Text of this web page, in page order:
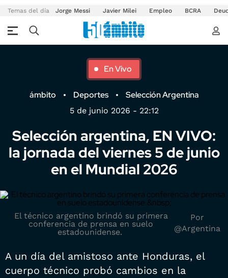
Temas del día Jorge Messi Javier Milei Empleo BCRA
En Vivo
ámbito Deportes Selección Argentina
5 de junio 2026 - 22:12
Selección argentina, EN VIVO:
la jornada del viernes 5 de junio
en el Mundial 2026
El técnico argentino brindó su primera
conferencia de prensa en suelo
estadounidense.
Por
@Argentina
A un día del amistoso ante Honduras, el
cuerpo técnico probó cambios en la